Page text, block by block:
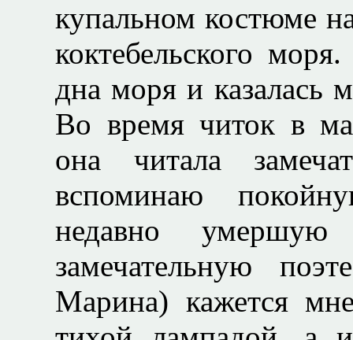
купальном костюме
коктебельского
дна моря и казалась
Во время читок в
она читала
вспоминаю
недавно
замечательную
Марина) кажется